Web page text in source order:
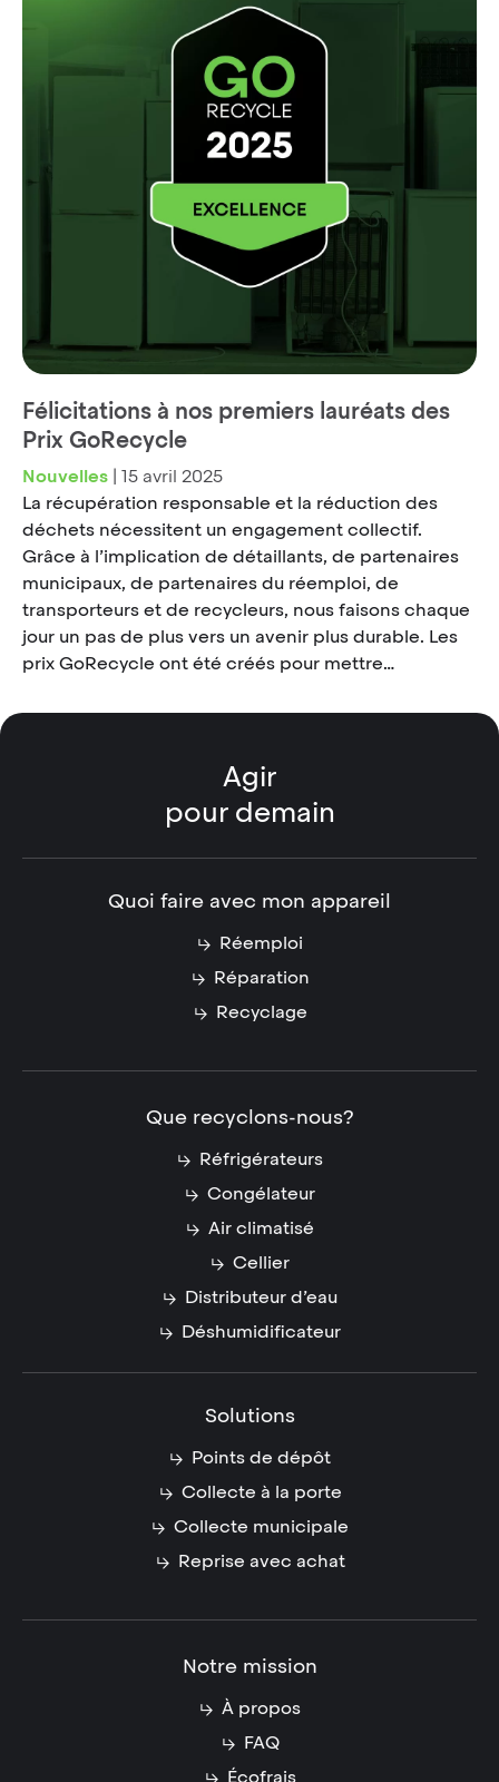
Félicitations à nos premiers lauréats des
Prix GoRecycle
Nouvelles | 15 avril 2025
La récupération responsable et la réduction des
déchets nécessitent un engagement collectif.
Grâce à l’implication de détaillants, de partenaires
municipaux, de partenaires du réemploi, de
transporteurs et de recycleurs, nous faisons chaque
jour un pas de plus vers un avenir plus durable. Les
prix GoRecycle ont été créés pour mettre…
Agir
pour demain
Quoi faire avec mon appareil
Réemploi
Réparation
Recyclage
Que recyclons-nous?
Réfrigérateurs
Congélateur
Air climatisé
Cellier
Distributeur d’eau
Déshumidificateur
Solutions
Points de dépôt
Collecte à la porte
Collecte municipale
Reprise avec achat
Notre mission
À propos
FAQ
Écofrais